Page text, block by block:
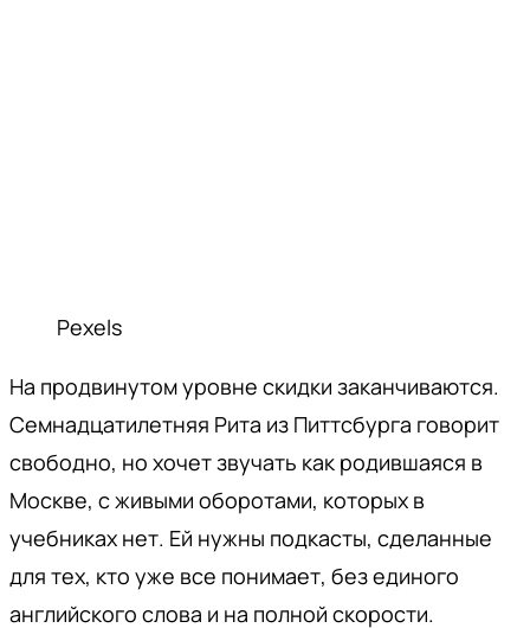
Pexels
На продвинутом уровне скидки заканчиваются.
Семнадцатилетняя Рита из Питтсбурга говорит
свободно, но хочет звучать как родившаяся в
Москве, с живыми оборотами, которых в
учебниках нет. Ей нужны подкасты, сделанные
для тех, кто уже все понимает, без единого
английского слова и на полной скорости.